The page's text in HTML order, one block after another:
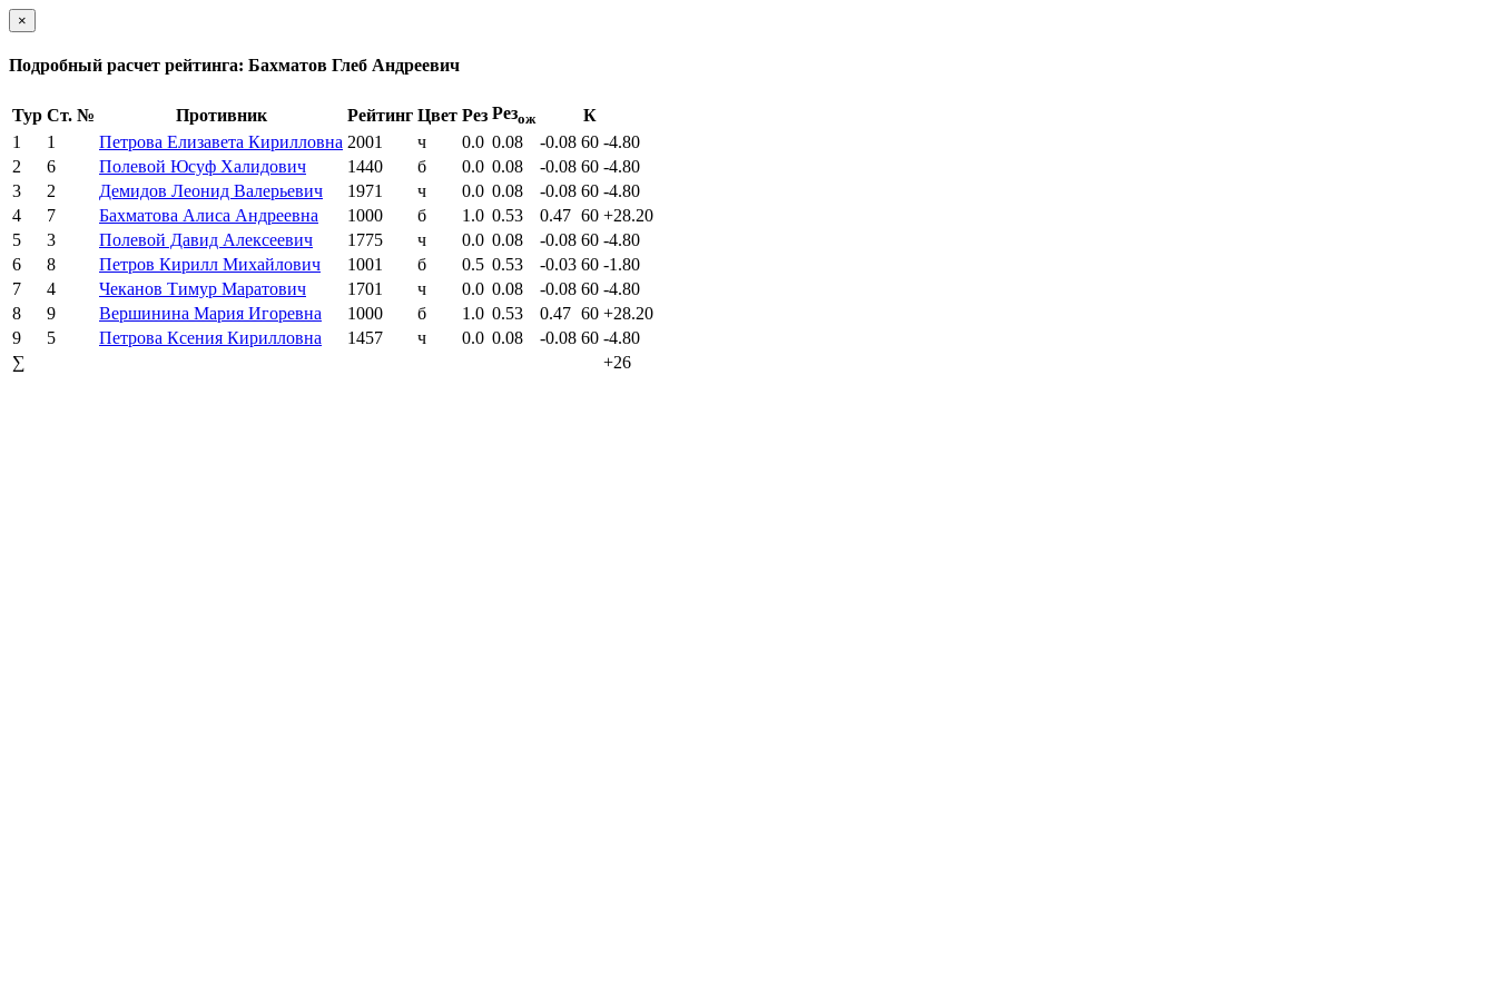
×
Подробный расчет рейтинга: Бахматов Глеб Андреевич
Тур Ст. № Противник Рейтинг Цвет Рез Резож
К
1
1 Петрова Елизавета Кирилловна 2001 ч 0.0 0.08 -0.08 60 -4.80
2
6 Полевой Юсуф Халидович 1440 б 0.0 0.08 -0.08 60 -4.80
3
2 Демидов Леонид Валерьевич 1971 ч 0.0 0.08 -0.08 60 -4.80
4
7 Бахматова Алиса Андреевна 1000 б 1.0 0.53 0.47 60 +28.20
5
3 Полевой Давид Алексеевич 1775 ч 0.0 0.08 -0.08 60 -4.80
6
8 Петров Кирилл Михайлович 1001 б 0.5 0.53 -0.03 60 -1.80
7
4 Чеканов Тимур Маратович 1701 ч 0.0 0.08 -0.08 60 -4.80
8
9 Вершинина Мария Игоревна 1000 б 1.0 0.53 0.47 60 +28.20
9
5 Петрова Ксения Кирилловна 1457 ч 0.0 0.08 -0.08 60 -4.80
∑
+26